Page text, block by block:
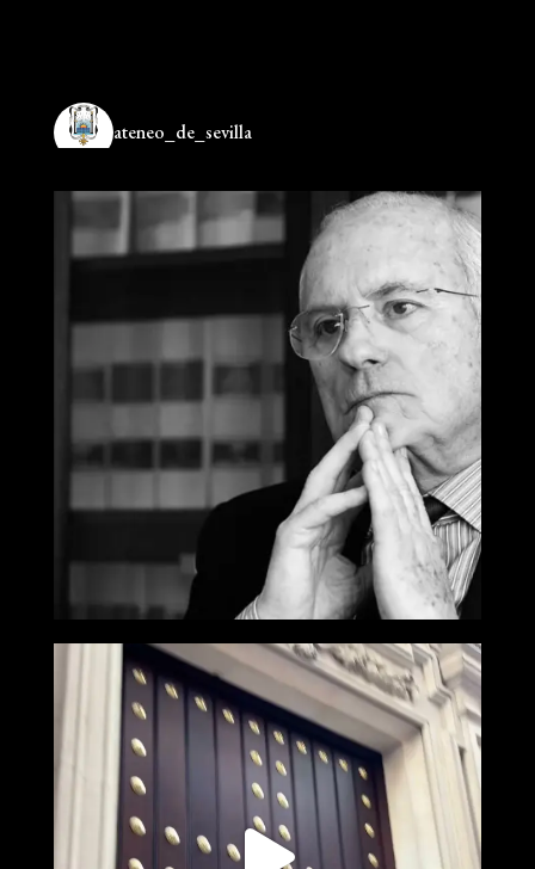
ateneo_de_sevilla